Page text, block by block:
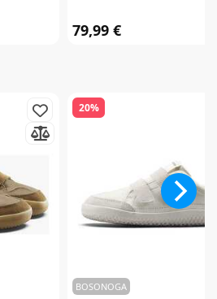
79,99 €
20%
BOSONOGA